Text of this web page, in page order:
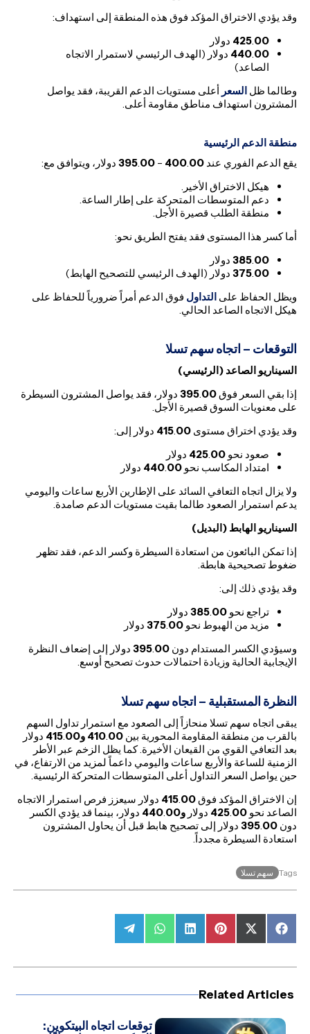
وقد يؤدي الاختراق المؤكد فوق هذه المنطقة إلى استهداف:
425.00
دولار
440.00
دولار (الهدف الرئيسي لاستمرار الاتجاه
الصاعد)
وطالما ظل السعر أعلى مستويات الدعم القريبة، فقد يواصل
المشترون استهداف مناطق مقاومة أعلى.
منطقة الدعم الرئيسية
يقع الدعم الفوري عند
400.00
–
395.00
دولار، ويتوافق مع:
هيكل الاختراق الأخير.
دعم المتوسطات المتحركة على إطار الساعة.
منطقة الطلب قصيرة الأجل.
أما كسر هذا المستوى فقد يفتح الطريق نحو:
385.00
دولار
375.00
دولار (الهدف الرئيسي للتصحيح الهابط)
ويظل الحفاظ علىالتداول فوق الدعم أمراً ضرورياً للحفاظ على
هيكل الاتجاه الصاعد الحالي.
التوقعات – اتجاه سهم تسلا
السيناريو الصاعد (الرئيسي)
إذا بقي السعر فوق
395.00
دولار، فقد يواصل المشترون السيطرة
على معنويات السوق قصيرة الأجل.
وقد يؤدي اختراق مستوى
415.00
دولار إلى:
صعود نحو
425.00
دولار
امتداد المكاسب نحو
440.00
دولار
ولا يزال اتجاه التعافي السائد على الإطارين الأربع ساعات واليومي
يدعم استمرار الصعود طالما بقيت مستويات الدعم صامدة.
السيناريو الهابط (البديل)
إذا تمكن البائعون من استعادة السيطرة وكسر الدعم، فقد تظهر
ضغوط تصحيحية هابطة.
وقد يؤدي ذلك إلى:
تراجع نحو
385.00
دولار
مزيد من الهبوط نحو
375.00
دولار
وسيؤدي الكسر المستدام دون
395.00
دولار إلى إضعاف النظرة
الإيجابية الحالية وزيادة احتمالات حدوث تصحيح أوسع.
النظرة المستقبلية – اتجاه سهم تسلا
يبقى اتجاه سهم تسلا منحازاً إلى الصعود مع استمرار تداول السهم
بالقرب من منطقة المقاومة المحورية بين
410.00 و415 .00
دولار
بعد التعافي القوي من القيعان الأخيرة. كما يظل الزخم عبر الأطر
الزمنية للساعة والأربع ساعات واليومي داعماً لمزيد من الارتفاع، في
حين يواصل السعر التداول أعلى المتوسطات المتحركة الرئيسية.
إن الاختراق المؤكد فوق
415.00
دولار سيعزز فرص استمرار الاتجاه
الصاعد نحو
425.00 دولارو440 .00
دولار، بينما قد يؤدي الكسر
دون
395.00
دولار إلى تصحيح هابط قبل أن يحاول المشترون
استعادة السيطرة مجدداً.
Tags سهم تسلا
Share
on
Share
on
(Twitter)
Share
on
Share
on
Share
on
Share
on
Related Articles
توقعات اتجاه البيتكوين: